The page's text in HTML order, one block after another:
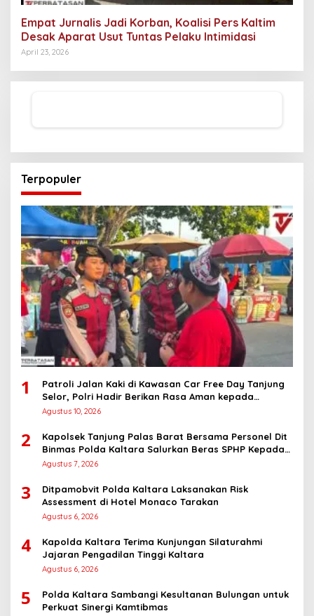
Empat Jurnalis Jadi Korban, Koalisi Pers Kaltim
Desak Aparat Usut Tuntas Pelaku Intimidasi
April 23, 2026
Terpopuler
1
Patroli Jalan Kaki di Kawasan Car Free Day Tanjung
Selor, Polri Hadir Berikan Rasa Aman kepada
Masyarakat
Agustus 10, 2026
2
Kapolsek Tanjung Palas Barat Bersama Personel Dit
Binmas Polda Kaltara Salurkan Beras SPHP Kepada
Masyarakat
Agustus 7, 2026
3
Ditpamobvit Polda Kaltara Laksanakan Risk
Assessment di Hotel Monaco Tarakan
Agustus 6, 2026
4
Kapolda Kaltara Terima Kunjungan Silaturahmi
Jajaran Pengadilan Tinggi Kaltara
Agustus 6, 2026
5
Polda Kaltara Sambangi Kesultanan Bulungan untuk
Perkuat Sinergi Kamtibmas